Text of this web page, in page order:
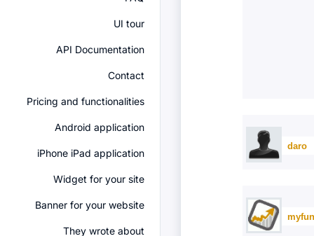
UI tour
API Documentation
Contact
Pricing and functionalities
Android application
iPhone iPad application
Widget for your site
Banner for your website
They wrote about
daro